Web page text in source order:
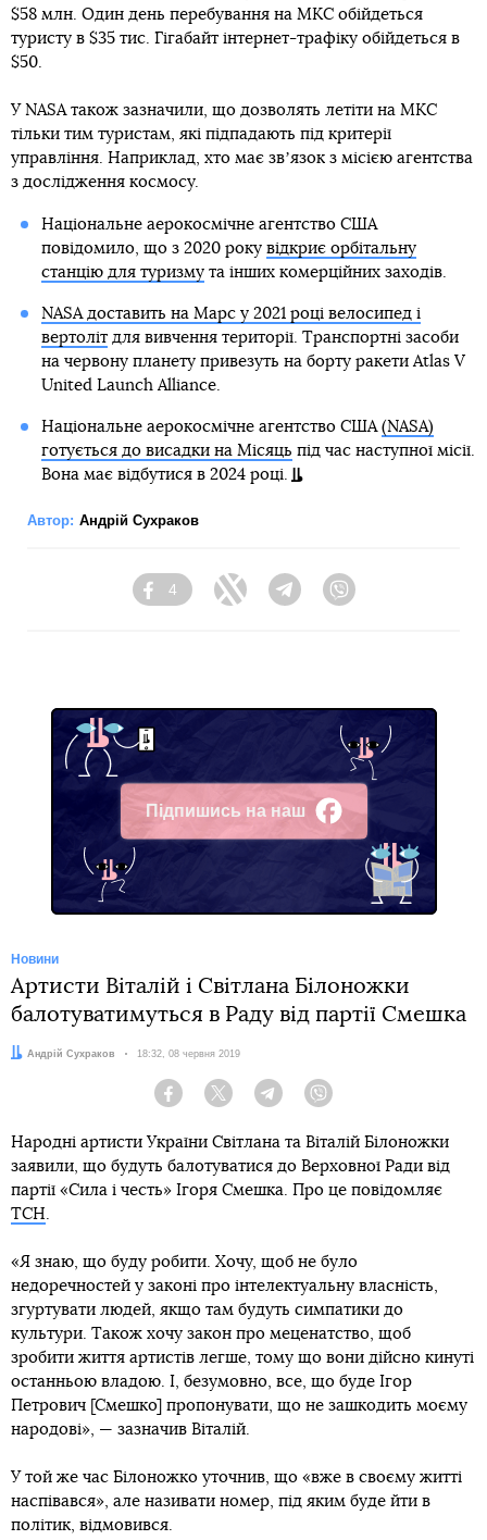
$58 млн. Один день перебування на МКС обійдеться
туристу в $35 тис. Гігабайт інтернет-трафіку обійдеться в
$50.
У NASA також зазначили, що дозволять летіти на МКС
тільки тим туристам, які підпадають під критерії
управління. Наприклад, хто має звʼязок з місією агентства
з дослідження космосу.
Національне аерокосмічне агентство США
повідомило, що з 2020 року відкриє орбітальну
станцію для туризмута інших комерційних заходів.
NASA доставить на Марс у 2021 році велосипед і
вертолітдля вивчення території. Транспортні засоби
на червону планету привезуть на борту ракети Atlas V
United Launch Alliance.
Національне аерокосмічне агентство США (NASA)
готується до висадки на Місяць під час наступної місії.
Вона має відбутися в 2024 році.
Автор: Андрій Сухраков
Facebook
4
Twitter TelegramViber
Підпишись на наш
Facebook
Новини
Артисти Віталій і Світлана Білоножки
балотуватимуться в Раду від партії Смешка
Автор:
Андрій Сухраков Дата:
18:32, 08 червня 2019
Facebook Twitter Telegram
Народні артисти України Світлана та Віталій Білоножки
заявили, що будуть балотуватися до Верховної Ради від
партії «Сила і честь» Ігоря Смешка. Про це повідомляє
ТСН.
«Я знаю, що буду робити. Хочу, щоб не було
недоречностей у законі про інтелектуальну власність,
згуртувати людей, якщо там будуть симпатики до
культури. Також хочу закон про меценатство, щоб
зробити життя артистів легше, тому що вони дійсно кинуті
останньою владою. І, безумовно, все, що буде Ігор
Петрович [Смешко] пропонувати, що не зашкодить моєму
народові», — зазначив Віталій.
У той же час Білоножко уточнив, що «вже в своєму житті
наспівався», але називати номер, під яким буде йти в
політик, відмовився.